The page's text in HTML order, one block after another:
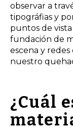
observar a
tipográfias y
puntos de
fundación de
escena y
nuestro
¿Cuál